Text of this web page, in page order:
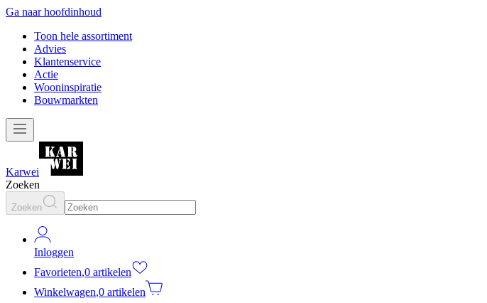
Ga naar hoofdinhoud
Toon hele assortiment
Advies
Klantenservice
Actie
Wooninspiratie
Bouwmarkten
Karwei
Zoeken
Zoeken
Inloggen
Favorieten,0 artikelen
Winkelwagen,0 artikelen